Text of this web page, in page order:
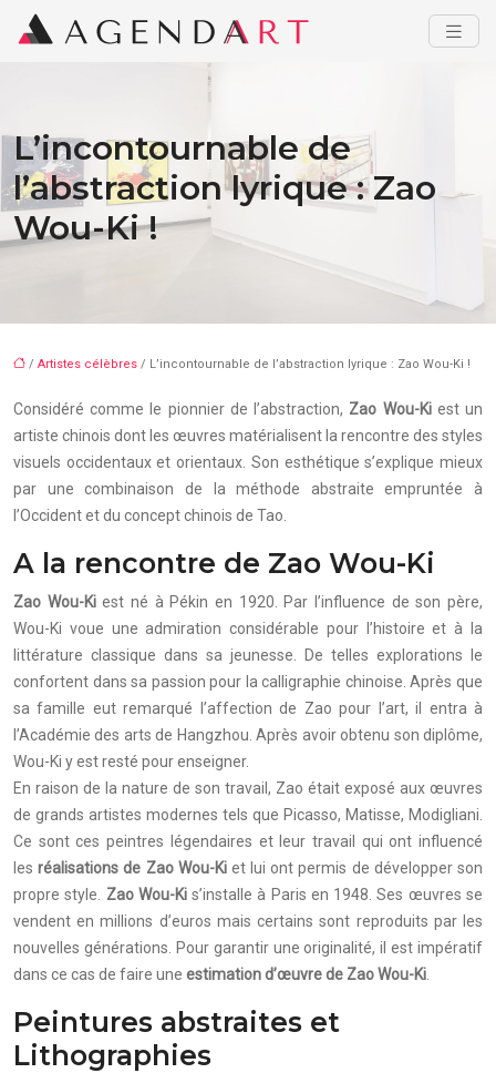
L’incontournable de
l’abstraction lyrique : Zao
Wou-Ki !
/ Artistes célèbres / L’incontournable de l’abstraction lyrique : Zao Wou-Ki !
Considéré comme le pionnier de l’abstraction, Zao Wou-Kiest un
artiste chinois dont les œuvres matérialisent la rencontre des styles
visuels occidentaux et orientaux. Son esthétique s’explique mieux
par une combinaison de la méthode abstraite empruntée à
l’Occident et du concept chinois de Tao.
A la rencontre de Zao Wou-Ki
Zao Wou-Kiest né à Pékin en 1920. Par l’influence de son père,
Wou-Ki voue une admiration considérable pour l’histoire et à la
littérature classique dans sa jeunesse. De telles explorations le
confortent dans sa passion pour la calligraphie chinoise. Après que
sa famille eut remarqué l’affection de Zao pour l’art, il entra à
l’Académie des arts de Hangzhou. Après avoir obtenu son diplôme,
Wou-Ki y est resté pour enseigner.
En raison de la nature de son travail, Zao était exposé aux œuvres
de grands artistes modernes tels que Picasso, Matisse, Modigliani.
Ce sont ces peintres légendaires et leur travail qui ont influencé
lesréalisations de Zao Wou-Kiet lui ont permis de développer son
propre style. Zao Wou-Kis’installe à Paris en 1948. Ses œuvres se
vendent en millions d’euros mais certains sont reproduits par les
nouvelles générations. Pour garantir une originalité, il est impératif
dans ce cas de faire une estimation d’œuvre de Zao Wou-Ki
Peintures abstraites et
Lithographies